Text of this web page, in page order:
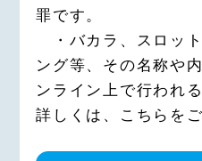
罪です。
・バカラ、スロッ
ング等、その名称や
ンライン上で行われ
詳しくは、こちらを